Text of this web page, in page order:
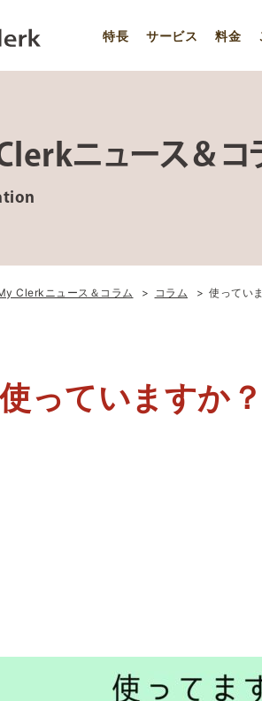
特長 サービス 料金
ニュース＆コ
Clerkニュース＆コラム コラム 使ってい
使っていますか